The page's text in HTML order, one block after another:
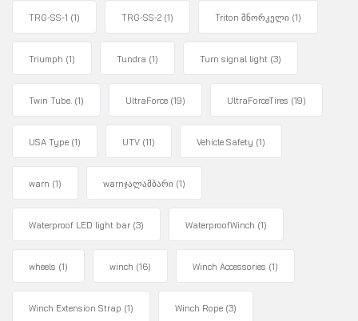
TRG-SS-1 (1) TRG-SS-2 (1) Triton შნორკელი (1)
Triumph (1) Tundra (1) Turn signal light (3)
Twin Tube. (1) UltraForce (19) UltraForceTires (19)
USA Type (1) UTV (11) Vehicle Safety (1)
warn (1) warnჯალამბარი (1)
Waterproof LED light bar (3) WaterproofWinch (1)
wheels (1) winch (16) Winch Accessories (1)
Winch Extension Strap (1) Winch Rope (3)